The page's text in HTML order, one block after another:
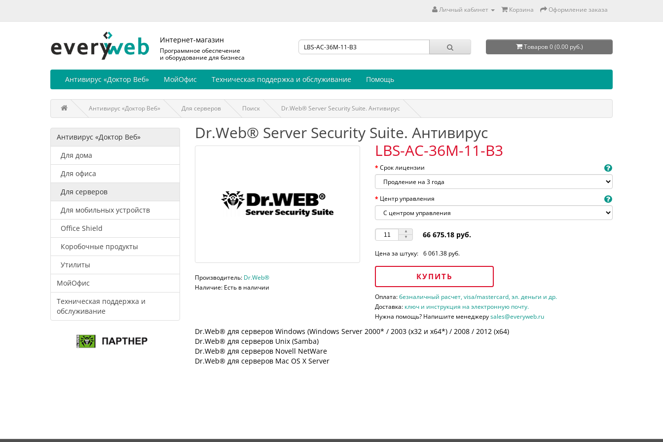
Личный кабинет Корзина Оформление заказа
Интернет-магазин
Программное обеспечение
и оборудование для бизнеса
Товаров 0 (0.00 руб.)
Антивирус «Доктор Веб» МойОфис Техническая поддержка и обслуживание Помощь
Антивирус «Доктор Веб» Для серверов Поиск Dr.Web® Server Security Suite. Антивирус
Антивирус «Доктор Веб»
Для дома
Для офиса
Для серверов
Для мобильных устройств
Office Shield
Коробочные продукты
Утилиты
МойОфис
Техническая поддержка и
обслуживание
Dr.Web® Server Security Suite. Антивирус
Производитель: Dr.Web®
Наличие: Есть в наличии
LBS-AC-36M-11-B3
Срок лицензии
Центр управления
66 675.18 руб.
Цена за штуку: 6 061.38 руб.
КУПИТЬ
Оплата:безналичный расчет, visa/mastercard, эл. деньги и др.
Доставка: ключ и инструкция на электронную почту.
Нужна помощь? Напишите менеджеруsales@everyweb.ru
Dr.Web® для серверов Windows (Windows Server 2000* / 2003 (х32 и х64*) / 2008 / 2012 (х64)
Dr.Web® для серверов Unix (Samba)
Dr.Web® для серверов Novell NetWare
Dr.Web® для серверов Mac OS X Server